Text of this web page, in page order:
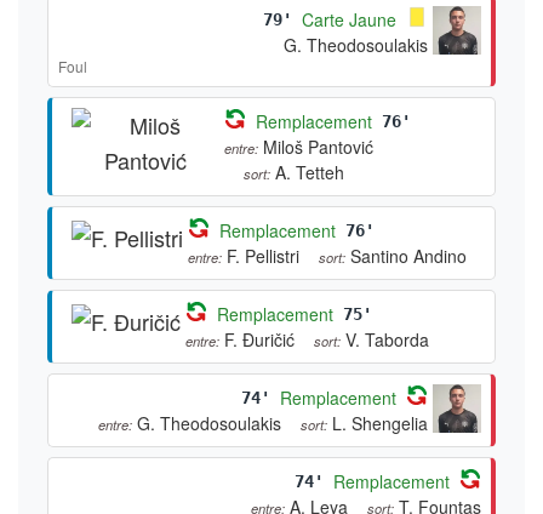
79'
Carte Jaune
G. Theodosoulakis
Foul
Remplacement 76'
entre: Miloš Pantović
sort: A. Tetteh
Remplacement 76'
entre: F. Pellistri sort: Santino Andino
Remplacement 75'
entre: F. Đuričić sort: V. Taborda
74' Remplacement
entre: G. Theodosoulakis sort: L. Shengelia
74' Remplacement
entre: A. Leya sort: T. Fountas